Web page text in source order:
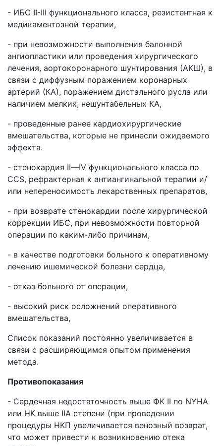
- ИБС II-III функционального класса, резистентная к
медикаментозной терапии,
- при невозможности выполнения балонной
ангиопластики или проведения хирургического
лечения, аортокоронарного шунтирования (АКШ), в
связи с диффузным поражением коронарных
артерий (КА), поражением дистального русла или
наличием мелких, нешунтабельных КА,
- проведенные ранее кардиохирургические
вмешательства, которые не принесли ожидаемого
эффекта.
- стенокардия II—IV функционального класса по
CCS, рефрактерная к антиангинальной терапии и/
или непереносимость лекарственных препаратов,
- при возврате стенокардии после хирургической
коррекции ИБС, при невозможности повторной
операции по каким-либо причинам,
- в качестве подготовки больного к оперативному
лечению ишемической болезни сердца,
- отказ больного от операции,
- высокий риск осложнений оперативного
вмешательства,
Список показаний постоянно увеличивается в
связи с расширяющимся опытом применения
метода.
Противопоказания
- Сердечная недостаточность выше ФК II по NYHA
или НК выше IIА степени (при проведении
процедуры НКП увеличивается венозный возврат,
что может привести к возникновению отека